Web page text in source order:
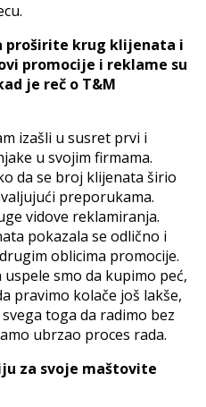
proširite krug klijenata i
promocije i reklame su
je reč o T&M
izašli u susret prvi i
u svojim firmama.
da se broj klijenata širio
preporukama.
vidove reklamiranja.
pokazala se odlično i
oblicima promocije.
smo da kupimo peć,
pravimo kolače još lakše,
toga da radimo bez
ubrzao proces rada.
za svoje maštovite